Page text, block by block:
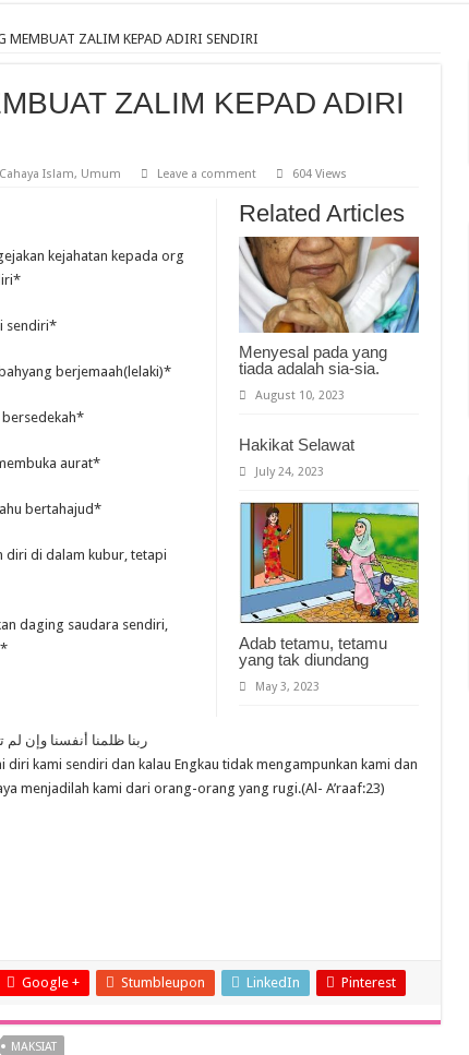
MEMBUAT ZALIM KEPAD ADIRI SENDIRI
ZALIM KEPAD ADIRI
Islam, Umum Leave a comment 604 Views
Related Articles
Menyesal pada yang
tiada adalah sia-sia.
August 10, 2023
Hakikat Selawat
July 24, 2023
Adab tetamu, tetamu
yang tak diundang
May 3, 2023
kejahatan kepada org
sendiri*
berjemaah(lelaki)*
bersedekah*
aurat*
bertahajud*
diri di dalam kubur, tetapi
daging saudara sendiri,
ربنا ظلمنا أنفسنا وإن
diri kami sendiri dan kalau Engkau tidak mengampunkan kami dan
menjadilah kami dari orang-orang yang rugi.(Al- A’raaf:23)
Google + Stumbleupon LinkedIn Pinterest
MAKSIAT